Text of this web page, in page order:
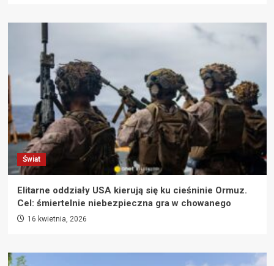
Świat
Elitarne oddziały USA kierują się ku cieśninie Ormuz.
Cel: śmiertelnie niebezpieczna gra w chowanego
16 kwietnia, 2026